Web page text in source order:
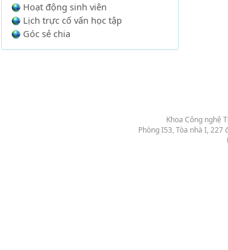
Hoạt động sinh viên
Lịch trực cố vấn học tập
Góc sẻ chia
Khoa Công nghệ
Phòng I53, Tòa nhà I, 227